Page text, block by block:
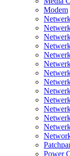
Modem
Power